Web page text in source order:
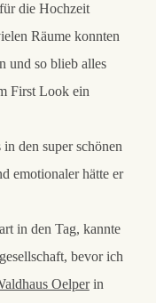
die Hochzeit
Räume konnten
und so blieb alles
First Look ein
den super schönen
emotionaler hätte er
in den Tag, kannte
bevor ich
Oelperin